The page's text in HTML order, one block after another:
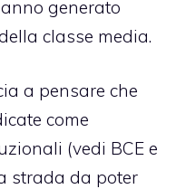
generato
classe media.
a pensare che
come
(vedi BCE e
strada da poter